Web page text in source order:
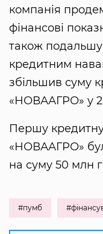
компанія
фінансові
також подальшу
кредитним
збільшив суму
«НОВААГРО» у
Першу
«НОВААГРО»
на суму 50 млн
#пумб